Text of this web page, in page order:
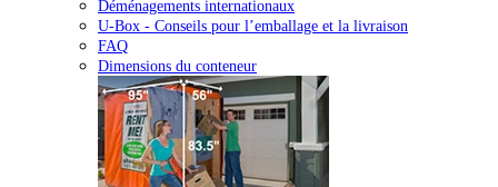
Déménagements internationaux
U-Box - Conseils pour l’emballage et la livraison
FAQ
Dimensions du conteneur